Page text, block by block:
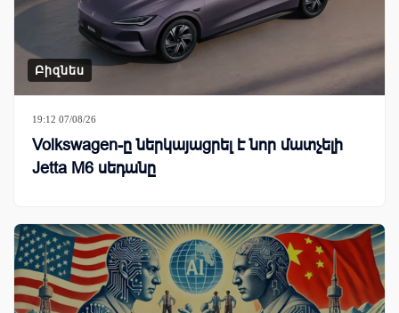
Բիզնես
19:12 07/08/26
Volkswagen-ը ներկայացրել է նոր մատչելի
Jetta M6 սեդանը